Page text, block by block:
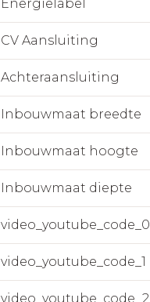
Energielabel
CV Aansluiting
Achteraansluiting
Inbouwmaat breedte
Inbouwmaat hoogte
Inbouwmaat diepte
video_youtube_code_0
video_youtube_code_1
video_youtube_code_2